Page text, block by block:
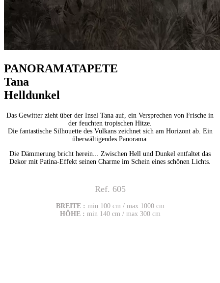
PANORAMATAPETE
Tana
Helldunkel
Das Gewitter zieht über der Insel Tana auf, ein Versprechen von Frische in
der feuchten tropischen Hitze.
Die fantastische Silhouette des Vulkans zeichnet sich am Horizont ab. Ein
überwältigendes Panorama.
Die Dämmerung bricht herein... Zwischen Hell und Dunkel entfaltet das
Dekor mit Patina-Effekt seinen Charme im Schein eines schönen Lichts.
Ref. 605
BREITE : min 100 cm / max 1000 cm
HÖHE : min 140 cm / max 300 cm